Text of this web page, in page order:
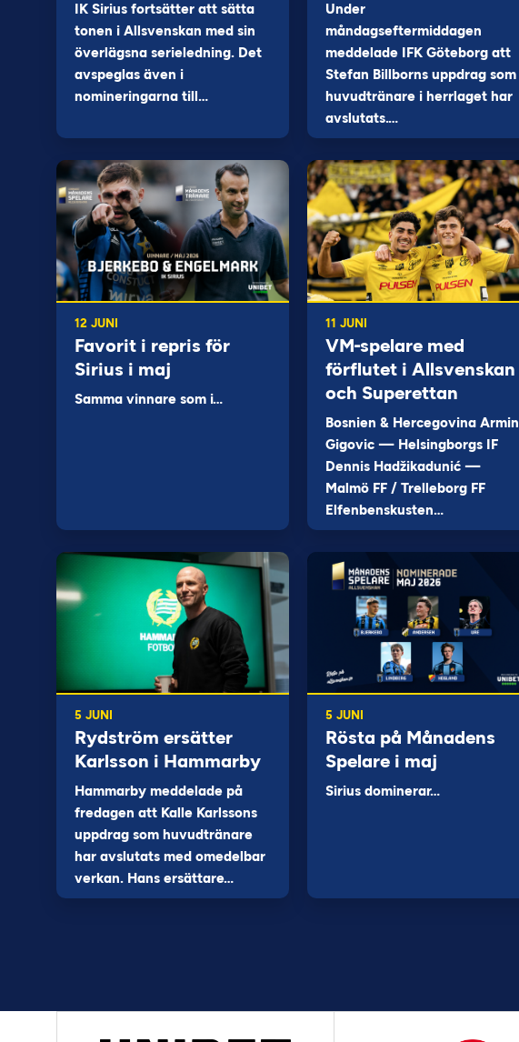
IK Sirius fortsätter att sätta
tonen i Allsvenskan med sin
överlägsna serieledning. Det
avspeglas även i
nomineringarna till…
Under
måndagseftermiddagen
meddelade IFK Göteborg att
Stefan Billborns uppdrag som
huvudtränare i herrlaget har
avslutats.…
12 JUNI
Favorit i repris för
Sirius i maj
Samma vinnare som i…
11 JUNI
VM-spelare med
förflutet i Allsvenskan
och Superettan
Bosnien & Hercegovina Armin
Gigovic — Helsingborgs IF
Dennis Hadžikadunić —
Malmö FF / Trelleborg FF
Elfenbenskusten…
5 JUNI
Rydström ersätter
Karlsson i Hammarby
Hammarby meddelade på
fredagen att Kalle Karlssons
uppdrag som huvudtränare
har avslutats med omedelbar
verkan. Hans ersättare…
5 JUNI
Rösta på Månadens
Spelare i maj
Sirius dominerar…